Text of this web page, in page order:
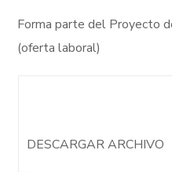
Forma parte del Proyecto
(oferta laboral)
DESCARGAR ARCHIVO